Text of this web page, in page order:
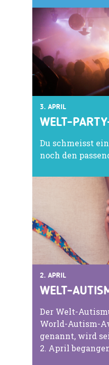
3. APRIL
WELT-
Du schmeisst
noch den
2. APRIL
WELT-
Der Welt-
World-Autism-
genannt, wird
2. April